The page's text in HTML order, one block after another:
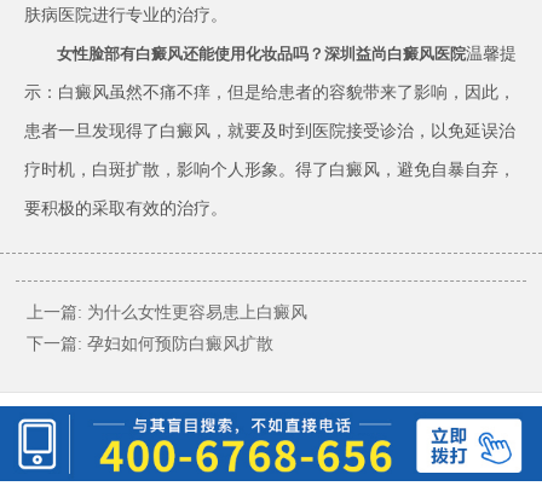
肤病医院进行专业的治疗。
女性脸部有白癜风还能使用化妆品吗？深圳益尚白癜风医院温馨提
示：白癜风虽然不痛不痒，但是给患者的容貌带来了影响，因此，
患者一旦发现得了白癜风，就要及时到医院接受诊治，以免延误治
疗时机，白斑扩散，影响个人形象。得了白癜风，避免自暴自弃，
要积极的采取有效的治疗。
上一篇: 为什么女性更容易患上白癜风
下一篇: 孕妇如何预防白癜风扩散